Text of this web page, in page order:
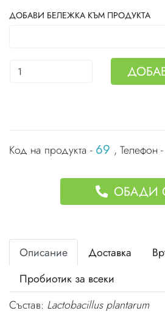
ДОБАВИ БЕЛЕЖКА КЪМ ПРОДУКТА
Код на продукта - 69 , Телефон
ОБАДИ
Описание Доставка
Пробиотик за всеки
Състав: Lactobacillus plantarum